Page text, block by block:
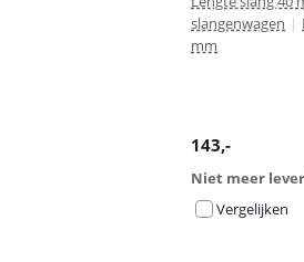
slangenwagen |
mm
143,-
Niet meer
Vergelijken